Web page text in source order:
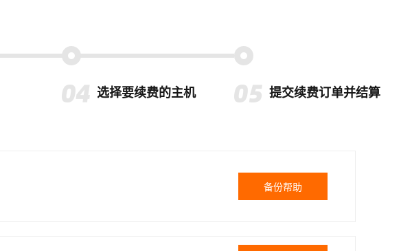
选择要续费的主机 提交续费订单并结算
备份帮助